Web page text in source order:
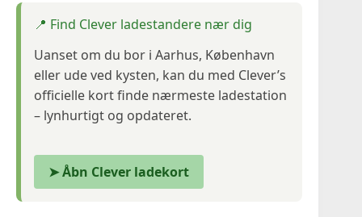
📍 Find Clever ladestandere nær dig
Uanset om du bor i Aarhus, København
eller ude ved kysten, kan du med Clever’s
officielle kort finde nærmeste ladestation
– lynhurtigt og opdateret.
➤ Åbn Clever ladekort